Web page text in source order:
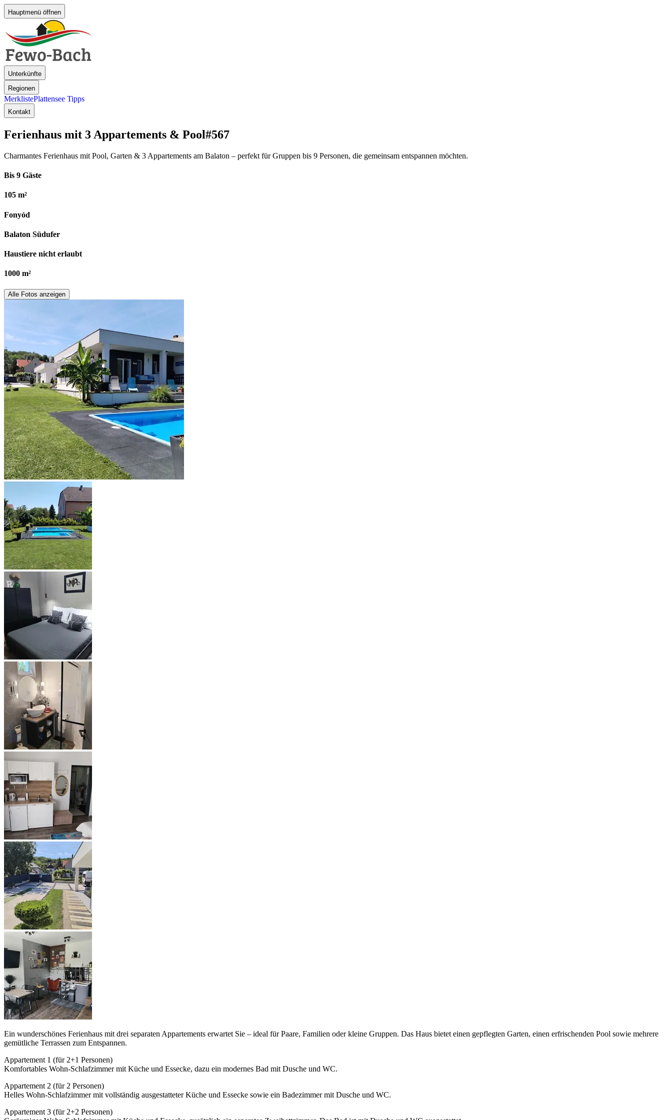
Hauptmenü öffnen
Unterkünfte
Regionen
MerklistePlattensee Tipps
Kontakt
Ferienhaus mit 3 Appartements & Pool#567
Charmantes Ferienhaus mit Pool, Garten & 3 Appartements am Balaton – perfekt für Gruppen bis 9 Personen, die gemeinsam entspannen möchten.
Bis 9 Gäste
105 m²
Fonyód
Balaton Südufer
Haustiere nicht erlaubt
1000 m²
Alle Fotos anzeigen
Ein wunderschönes Ferienhaus mit drei separaten Appartements erwartet Sie – ideal für Paare, Familien oder kleine Gruppen. Das Haus bietet einen gepflegten Garten, einen erfrischenden Pool sowie mehrere
gemütliche Terrassen zum Entspannen.
Appartement 1 (für 2+1 Personen)
Komfortables Wohn-Schlafzimmer mit Küche und Essecke, dazu ein modernes Bad mit Dusche und WC.
Appartement 2 (für 2 Personen)
Helles Wohn-Schlafzimmer mit vollständig ausgestatteter Küche und Essecke sowie ein Badezimmer mit Dusche und WC.
Appartement 3 (für 2+2 Personen)